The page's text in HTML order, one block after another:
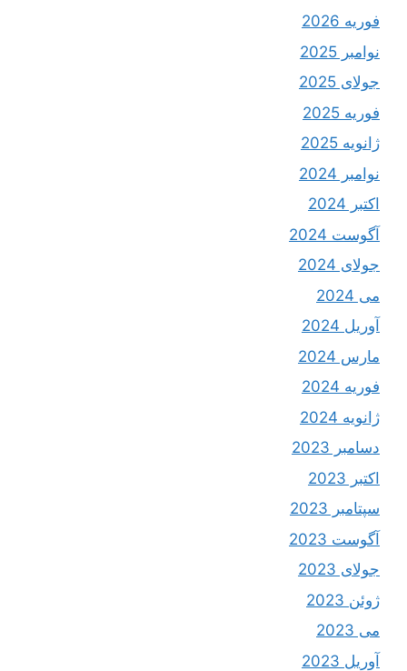
فوریه 2026
نوامبر 2025
جولای 2025
فوریه 2025
ژانویه 2025
نوامبر 2024
اکتبر 2024
آگوست 2024
جولای 2024
می 2024
آوریل 2024
مارس 2024
فوریه 2024
ژانویه 2024
دسامبر 2023
اکتبر 2023
سپتامبر 2023
آگوست 2023
جولای 2023
ژوئن 2023
می 2023
آوریل 2023